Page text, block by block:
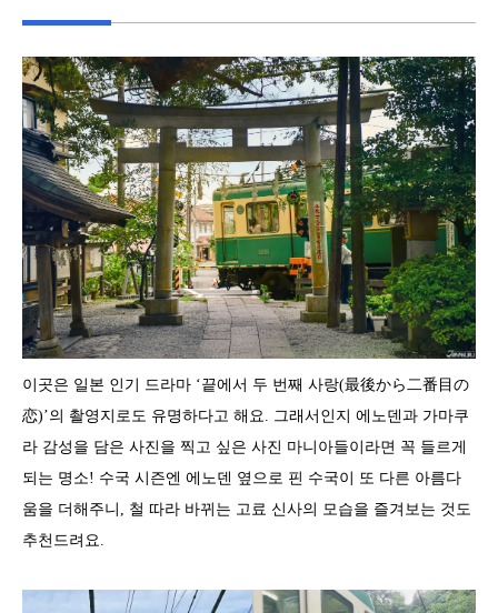
이곳은 일본 인기 드라마 ‘끝에서 두 번째 사랑(最後から二番目の
恋)’의 촬영지로도 유명하다고 해요. 그래서인지 에노덴과 가마쿠
라 감성을 담은 사진을 찍고 싶은 사진 마니아들이라면 꼭 들르게
되는 명소! 수국 시즌엔 에노덴 옆으로 핀 수국이 또 다른 아름다
움을 더해주니, 철 따라 바뀌는 고료 신사의 모습을 즐겨보는 것도
추천드려요.